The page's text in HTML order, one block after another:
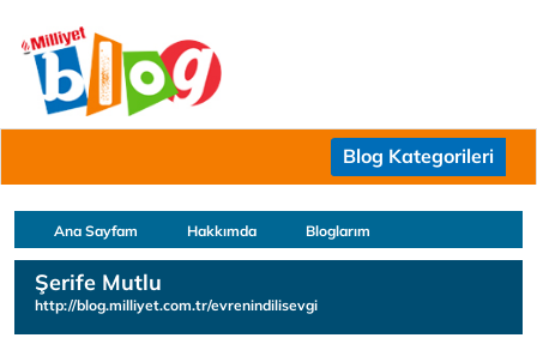
Blog Kategorileri
Ana Sayfam Hakkımda Bloglarım
Şerife Mutlu
http://blog.milliyet.com.tr/evrenindilisevgi